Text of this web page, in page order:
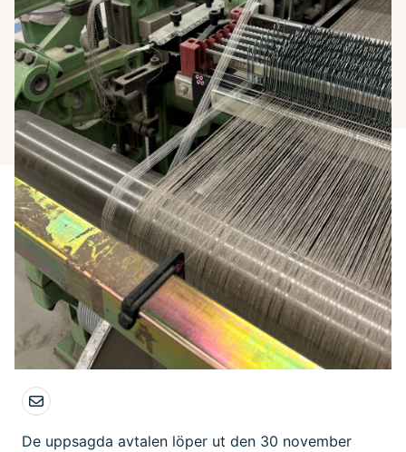
De uppsagda avtalen löper ut den 30 november